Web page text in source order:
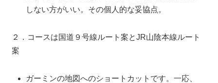
しない方がいい。その個人的な妥協点。
２．コースは国道９号線ルート案とJR山陰本線ルート
案
ガーミンの地図へのショートカットです。一応、